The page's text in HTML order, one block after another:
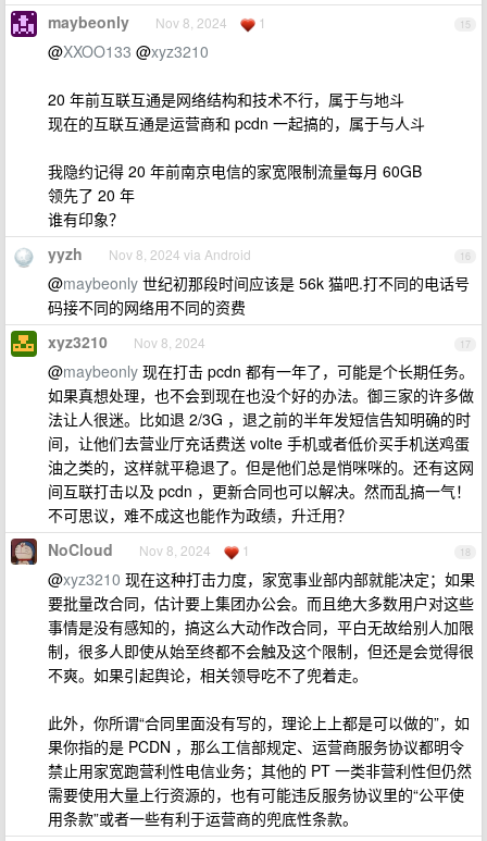
15
maybeonly Nov 8, 2024 1
@XXOO133 @xyz3210
20 年前互联互通是网络结构和技术不行，属于与地斗
现在的互联互通是运营商和 pcdn 一起搞的，属于与人斗
我隐约记得 20 年前南京电信的家宽限制流量每月 60GB
领先了 20 年
谁有印象？
16
yyzh Nov 8, 2024 via Android
@maybeonly 世纪初那段时间应该是 56k 猫吧.打不同的电话号
码接不同的网络用不同的资费
17
xyz3210 Nov 8, 2024
@maybeonly 现在打击 pcdn 都有一年了，可能是个长期任务。
如果真想处理，也不会到现在也没个好的办法。御三家的许多做
法让人很迷。比如退 2/3G ，退之前的半年发短信告知明确的时
间，让他们去营业厅充话费送 volte 手机或者低价买手机送鸡蛋
油之类的，这样就平稳退了。但是他们总是悄咪咪的。还有这网
间互联打击以及 pcdn ，更新合同也可以解决。然而乱搞一气！
不可思议，难不成这也能作为政绩，升迁用？
18
NoCloud Nov 8, 2024 1
@xyz3210 现在这种打击力度，家宽事业部内部就能决定；如果
要批量改合同，估计要上集团办公会。而且绝大多数用户对这些
事情是没有感知的，搞这么大动作改合同，平白无故给别人加限
制，很多人即使从始至终都不会触及这个限制，但还是会觉得很
不爽。如果引起舆论，相关领导吃不了兜着走。
此外，你所谓“合同里面没有写的，理论上上都是可以做的”，如
果你指的是 PCDN ，那么工信部规定、运营商服务协议都明令
禁止用家宽跑营利性电信业务；其他的 PT 一类非营利性但仍然
需要使用大量上行资源的，也有可能违反服务协议里的“公平使
用条款”或者一些有利于运营商的兜底性条款。